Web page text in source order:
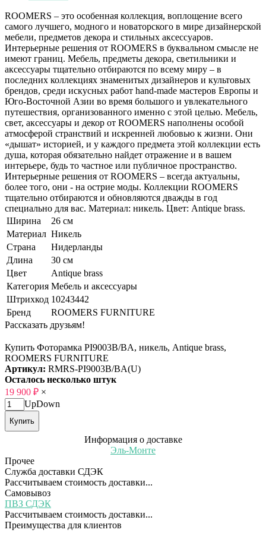
ROOMERS – это особенная коллекция, воплощение всего
самого лучшего, модного и новаторского в мире дизайнерской
мебели, предметов декора и стильных аксессуаров.
Интерьерные решения от ROOMERS в буквальном смысле не
имеют границ. Мебель, предметы декора, светильники и
аксессуары тщательно отбираются по всему миру – в
последних коллекциях знаменитых дизайнеров и культовых
брендов, среди искусных работ hand-made мастеров Европы и
Юго-Восточной Азии во время большого и увлекательного
путешествия, организованного именно с этой целью. Мебель,
свет, аксессуары и декор от ROOMERS наполнены особой
атмосферой странствий и искренней любовью к жизни. Они
«дышат» историей, и у каждого предмета этой коллекции есть
душа, которая обязательно найдет отражение и в вашем
интерьере, будь то частное или публичное пространство.
Интерьерные решения от ROOMERS – всегда актуальны,
более того, они - на острие моды. Коллекции ROOMERS
тщательно отбираются и обновляются дважды в год
специально для вас. Материал: никель. Цвет: Antique brass.
Ширина
26 см
Материал Никель
Страна
Нидерланды
Длина
30 см
Цвет
Antique brass
Категория Мебель и аксессуары
Штрихкод 10243442
Бренд
ROOMERS FURNITURE
Рассказать друзьям!
Купить Фоторамка PI9003B/BA, никель, Antique brass,
ROOMERS FURNITURE
Артикул: RMRS-PI9003B/BA(U)
Осталось несколько штук
19 900 ₽ ×
UpDown
Купить
Информация о доставке
Эль-Монте
Прочее
Служба доставки СДЭК
Рассчитываем стоимость доставки...
Самовывоз
ПВЗ СДЭК
Рассчитываем стоимость доставки...
Преимущества для клиентов